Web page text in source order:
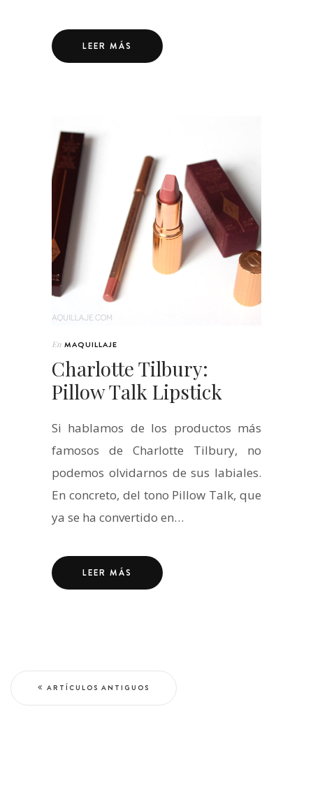
LEER MÁS
En MAQUILLAJE
Charlotte Tilbury:
Pillow Talk Lipstick
Si hablamos de los productos más
famosos de Charlotte Tilbury, no
podemos olvidarnos de sus labiales.
En concreto, del tono Pillow Talk, que
ya se ha convertido en…
LEER MÁS
ARTÍCULOS ANTIGUOS